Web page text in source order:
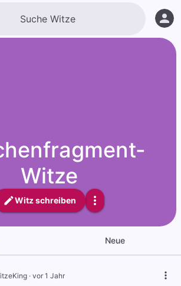
Witze
Witz schreiben
Neue
· vor 1 Jahr